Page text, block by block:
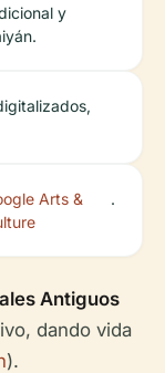
y
Arts &
.
Antiguos
dando vida
).